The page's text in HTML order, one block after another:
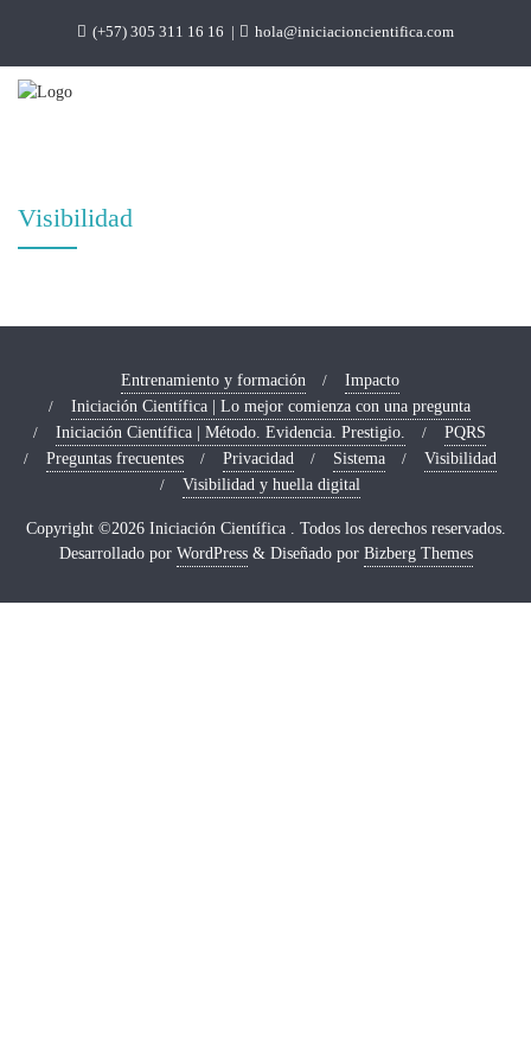
(+57) 305 311 16 16 hola@iniciacioncientifica.com
Visibilidad
Entrenamiento y formación
Impacto
Iniciación Científica | Lo mejor comienza con una pregunta
Iniciación Científica | Método. Evidencia. Prestigio.
PQRS
Preguntas frecuentes
Privacidad Sistema
Visibilidad
Visibilidad y huella digital
Copyright ©2026 Iniciación Científica . Todos los derechos reservados.
Desarrollado por WordPress & Diseñado por Bizberg Themes